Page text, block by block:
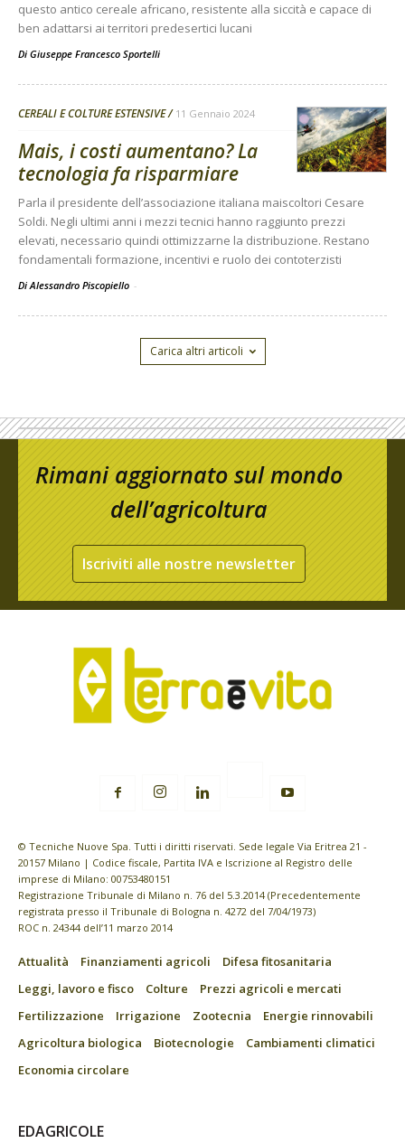
questo antico cereale africano, resistente alla siccità e capace di
ben adattarsi ai territori predesertici lucani
Di Giuseppe Francesco Sportelli
CEREALI E COLTURE ESTENSIVE 11 Gennaio 2024
Mais, i costi aumentano? La
tecnologia fa risparmiare
Parla il presidente dell’associazione italiana maiscoltori Cesare
Soldi. Negli ultimi anni i mezzi tecnici hanno raggiunto prezzi
elevati, necessario quindi ottimizzarne la distribuzione. Restano
fondamentali formazione, incentivi e ruolo dei contoterzisti
Di Alessandro Piscopiello -
Carica altri articoli
Rimani aggiornato sul mondo
dell’agricoltura
Iscriviti alle nostre newsletter
© Tecniche Nuove Spa. Tutti i diritti riservati. Sede legale Via Eritrea 21 -
20157 Milano | Codice fiscale, Partita IVA e Iscrizione al Registro delle
imprese di Milano: 00753480151
Registrazione Tribunale di Milano n. 76 del 5.3.2014 (Precedentemente
registrata presso il Tribunale di Bologna n. 4272 del 7/04/1973)
ROC n. 24344 dell’11 marzo 2014
Attualità Finanziamenti agricoli
Difesa fitosanitaria
Leggi, lavoro e fisco
Colture
Prezzi agricoli e mercati
Fertilizzazione
Irrigazione Zootecnia
Energie rinnovabili
Agricoltura biologica
Biotecnologie
Cambiamenti climatici
Economia circolare
EDAGRICOLE